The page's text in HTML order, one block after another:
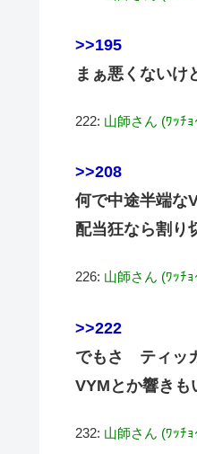
>>195
まぁ悪くないけ
222: 山師さん (ﾜｯﾁ
>>208
何で中途半端な
配当狂なら割り
226: 山師さん (ﾜｯﾁ
>>222
でもさ ティッ
VYMとか響きも
232: 山師さん (ﾜｯﾁ